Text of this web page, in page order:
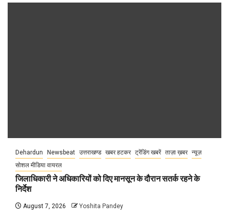
Dehardun Newsbeat उत्तराखण्ड खबर हटकर ट्रेंडिंग खबरें ताज़ा ख़बर न्यूज़
सोशल मीडिया वायरल
जिलाधिकारी ने अधिकारियों को दिए मानसून के दौरान सतर्क रहने के
निर्देश
August 7, 2026 Yoshita Pandey